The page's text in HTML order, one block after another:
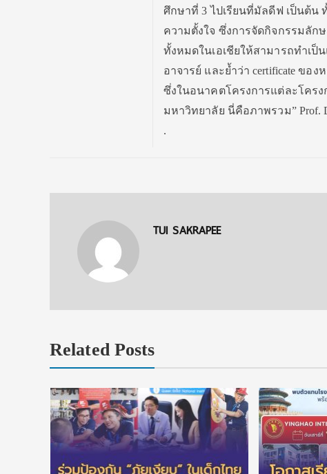
ศึกษาที่ 3 ไปเรียนที่มัลดีฟ เป็นต้น
ความตั้งใจ ซึ่งการจัดกิจกรรมลั
ทั้งหมดในเอเชียให้สามารถทำเ
อาจารย์ และย้ำว่า certificate ขอ
ซึ่งในอนาคตโครงการแต่ละโคร
มหาวิทยาลัย​ นี่คือภาพรวม” Prof.
.
TUI SAKRAPEE
Related Posts